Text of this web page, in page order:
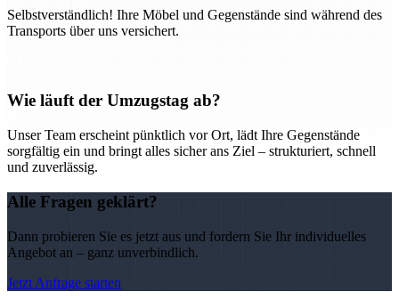
Selbstverständlich! Ihre Möbel und Gegenstände sind während des
Transports über uns versichert.
Wie läuft der Umzugstag ab?
Unser Team erscheint pünktlich vor Ort, lädt Ihre Gegenstände
sorgfältig ein und bringt alles sicher ans Ziel – strukturiert, schnell
und zuverlässig.
Alle Fragen geklärt?
Dann probieren Sie es jetzt aus und fordern Sie Ihr individuelles
Angebot an – ganz unverbindlich.
Jetzt Anfrage starten